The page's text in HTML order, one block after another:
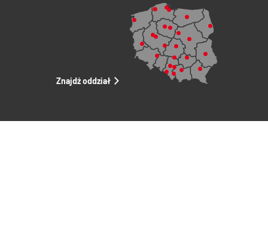
Znajdź oddział